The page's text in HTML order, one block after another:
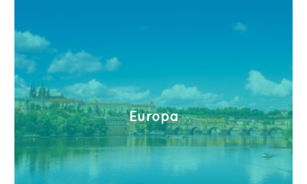
Europa